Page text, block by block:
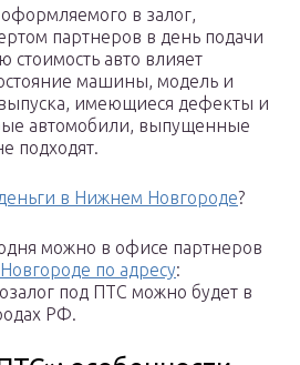
в залог,
партнеров в день подачи
стоимость авто влияет
машины, модель и
имеющиеся дефекты и
автомобили, выпущенные
подходят.
деньги в Нижнем Новгороде?
можно в офисе партнеров
по адресу:
под ПТС можно будет в
РФ.